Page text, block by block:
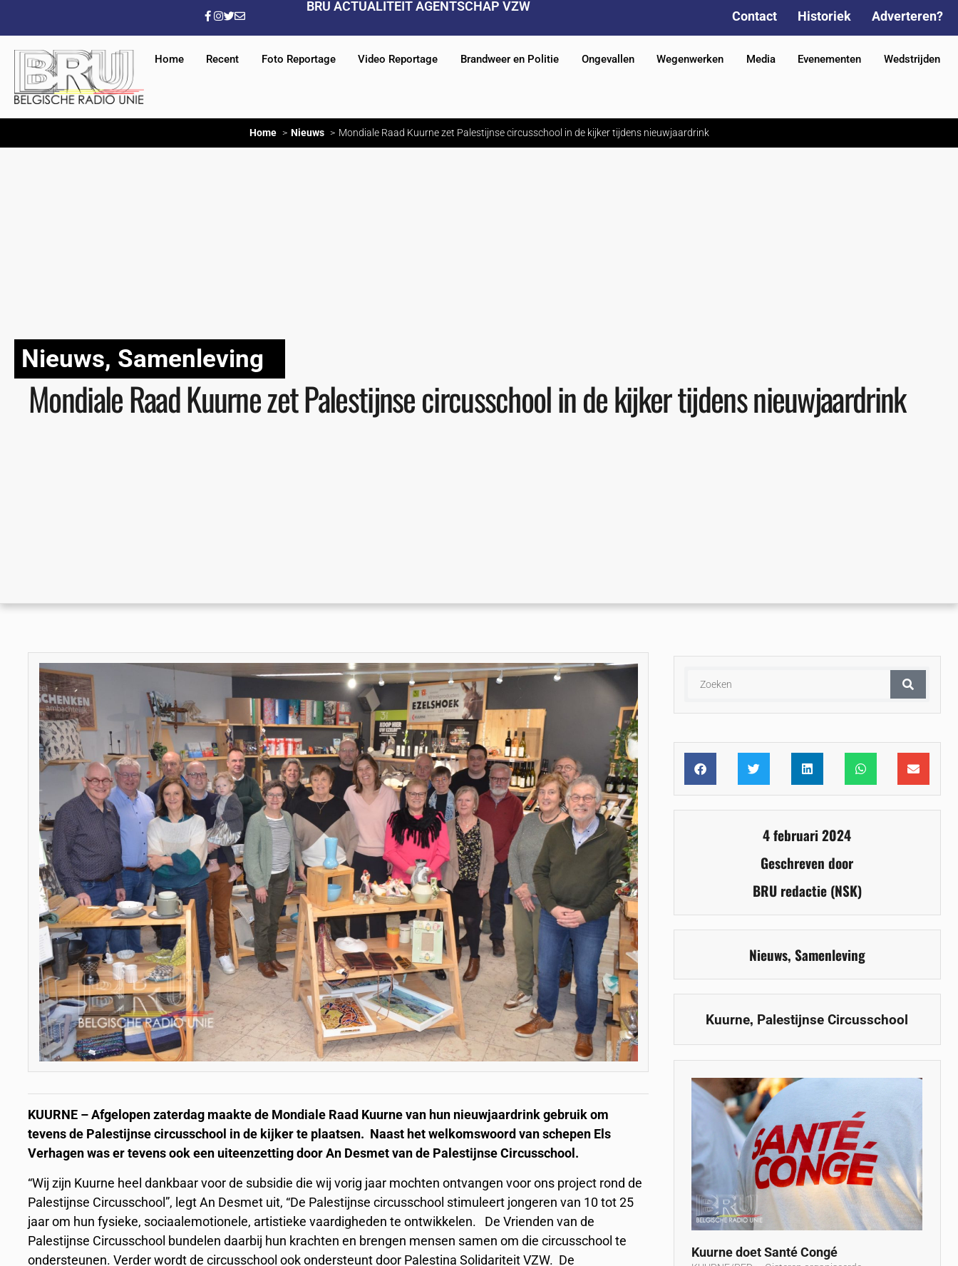
BRU ACTUALITEIT AGENTSCHAP VZW
Contact Historiek Adverteren?
Home Recent Foto Reportage Video Reportage Brandweer en Politie Ongevallen Wegenwerken Media Evenementen Wedstrijden
Home Nieuws Mondiale Raad Kuurne zet Palestijnse circusschool in de kijker tijdens nieuwjaardrink
Nieuws, Samenleving
Mondiale Raad Kuurne zet Palestijnse circusschool in de kijker tijdens nieuwjaardrink
KUURNE – Afgelopen zaterdag maakte de Mondiale Raad Kuurne van hun nieuwjaardrink gebruik om
tevens de Palestijnse circusschool in de kijker te plaatsen. Naast het welkomswoord van schepen Els
Verhagen was er tevens ook een uiteenzetting door An Desmet van de Palestijnse Circusschool.
“Wij zijn Kuurne heel dankbaar voor de subsidie die wij vorig jaar mochten ontvangen voor ons project rond de
Palestijnse Circusschool”, legt An Desmet uit, “De Palestijnse circusschool stimuleert jongeren van 10 tot 25
jaar om hun fysieke, sociaalemotionele, artistieke vaardigheden te ontwikkelen. De Vrienden van de
Palestijnse Circusschool bundelen daarbij hun krachten en brengen mensen samen om die circusschool te
ondersteunen. Verder wordt de circusschool ook ondersteunt door Palestina Solidariteit VZW. De
4 februari 2024
Geschreven door
BRU redactie (NSK)
Nieuws, Samenleving
Kuurne, Palestijnse Circusschool
Kuurne doet Santé Congé